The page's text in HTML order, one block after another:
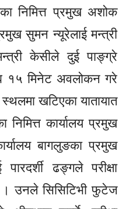
निमित्त प्रमुख अशोक
सुमन न्यूरेलाई मन्त्री
केसीले दुई पाङ्ग्रे
१५ मिनेट अवलोकन गरे
स्थलमा खटिएका यातायात
निमित्त कार्यालय प्रमुख
बागलुङका प्रमुख
ढङ्गले परीक्षा
। उनले सिसिटिभी फुटेज